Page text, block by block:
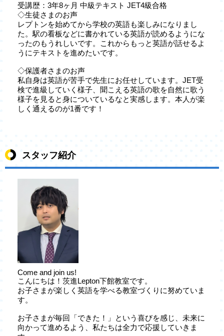
受講歴：3年8ヶ月 中級テキスト JET4級合格
◇生徒さまのお声
レプトンを始めてから学校の英語も楽しみになりまし
た。駅の看板などに書かれている英語が読めるようにな
ったのもうれしいです。これからもっと英語が話せるよ
うにテキストを進めたいです。
◇保護者さまのお声
私自身は英語が苦手で先生にお任せしています。JET受
検で進級していく様子、聞こえる英語の歌を自然に歌う
様子を見ると身についているなと実感します。本人が楽
しく通えるのが1番です！
スタッフ紹介
Come and join us!
こんにちは！茨進Lepton下館教室です。
お子さまが楽しく英語を学べる教室づくりに努めていま
す。
お子さまが毎回「できた！」という喜びを感じ、未来に
向かって進めるよう、私たちは全力で応援していきま